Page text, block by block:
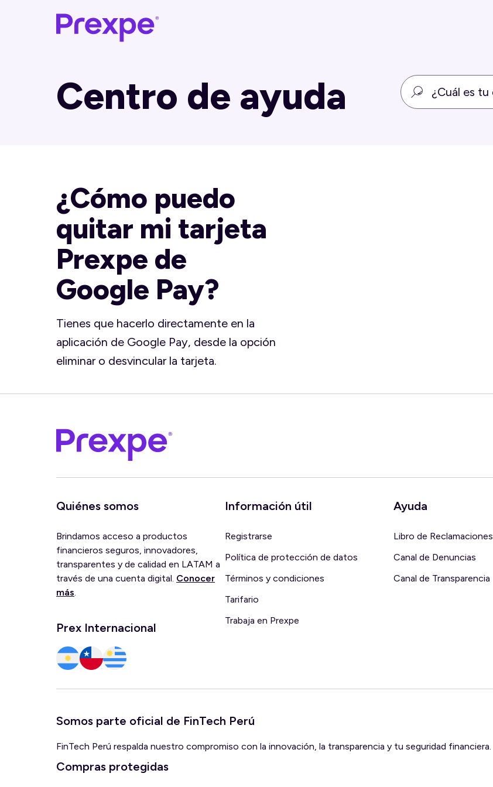
Centro de ayuda
¿Cómo puedo
quitar mi tarjeta
Prexpe de
Google Pay?
Tienes que hacerlo directamente en la
aplicación de Google Pay, desde la opción
eliminar o desvincular la tarjeta.
Quiénes somos
Brindamos acceso a productos
financieros seguros, innovadores,
transparentes y de calidad en LATAM a
través de una cuenta digital. Conocer
más.
Prex Internacional
Información útil
Registrarse
Política de protección de datos
Términos y condiciones
Tarifario
Trabaja en Prexpe
Ayuda
Libro de Reclamaciones
Canal de Denuncias
Canal de Transparencia
Somos parte oficial de FinTech Perú
FinTech Perú respalda nuestro compromiso con la innovación, la transparencia y tu seguridad financiera.
Compras protegidas